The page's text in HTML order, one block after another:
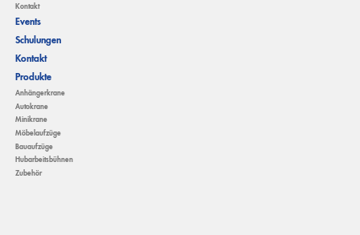
Kontakt
Events
Schulungen
Kontakt
Produkte
Anhängerkrane
Autokrane
Minikrane
Möbelaufzüge
Bauaufzüge
Hubarbeitsbühnen
Zubehör